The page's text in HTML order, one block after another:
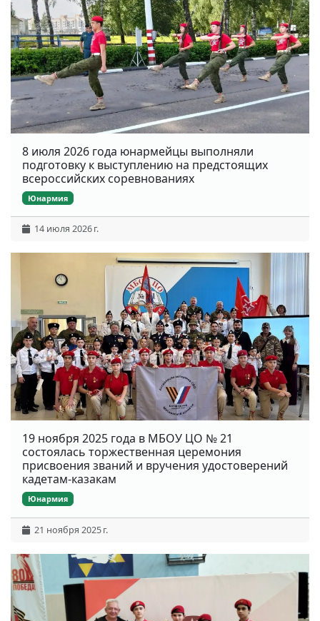
8 июля 2026 года юнармейцы выполняли
подготовку к выступлению на предстоящих
всероссийских соревнованиях
Юнармия
14 июля 2026 г.
19 ноября 2025 года в МБОУ ЦО № 21
состоялась торжественная церемония
присвоения званий и вручения удостоверений
кадетам-казакам
Юнармия
21 ноября 2025 г.